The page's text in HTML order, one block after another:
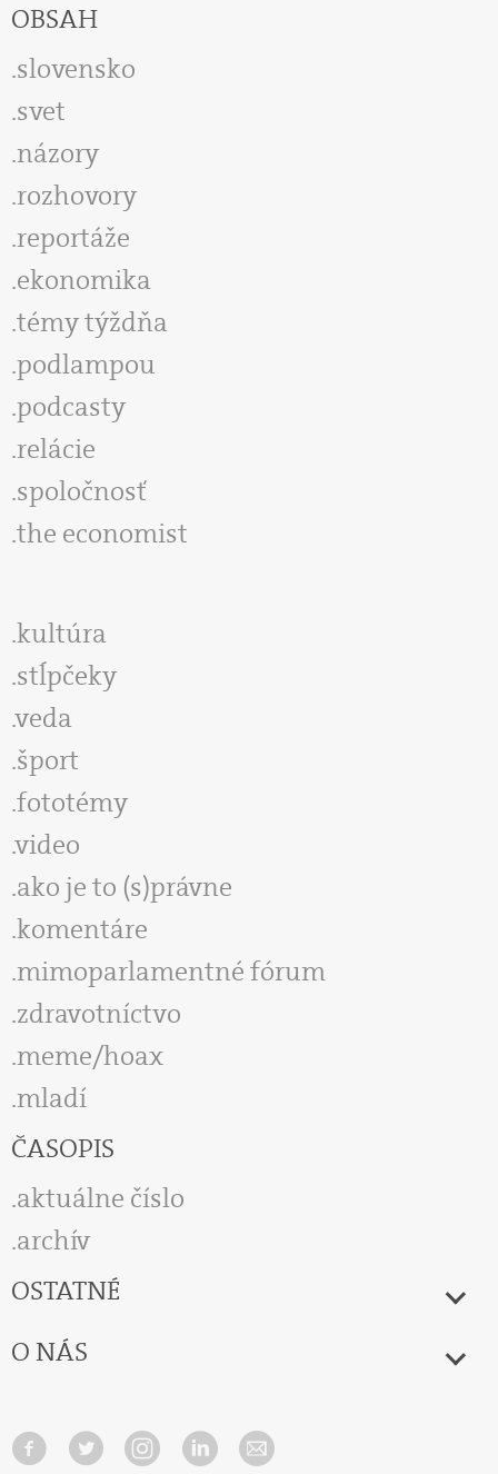
OBSAH
slovensko
svet
názory
rozhovory
reportáže
ekonomika
témy týždňa
podlampou
podcasty
relácie
spoločnosť
the economist
kultúra
stĺpčeky
veda
šport
fototémy
video
ako je to (s)právne
komentáre
mimoparlamentné fórum
zdravotníctvo
meme/hoax
mladí
ČASOPIS
aktuálne číslo
archív
OSTATNÉ
O NÁS